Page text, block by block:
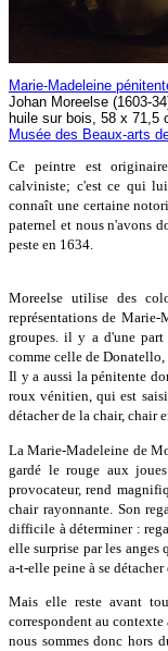
Marie-Madeleine
Johan Moreelse (1603-
huile sur bois, 58 x 71,5
Musée des Beaux-arts
Ce peintre est
calviniste; c'est ce qui
connaît une certaine
paternel et nous n'avons
peste en 1634.
Moreelse utilise des
représentations de
groupes. il y a d'une part
comme celle de Donatello,
Il y a aussi la pénitente
roux vénitien, qui est
détacher de la chair, chair
La Marie-Madeleine de
gardé le rouge aux
provocateur, rend
chair rayonnante. Son
difficile à déterminer :
elle surprise par les
a-t-elle peine à se
Mais elle reste avant
correspondent au
nous sommes donc hors